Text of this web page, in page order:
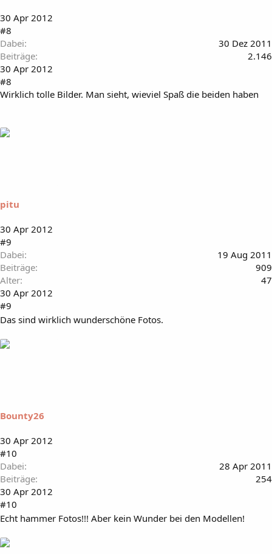
30 Apr 2012
#8
Dabei
30 Dez 2011
Beiträge
2.146
30 Apr 2012
#8
Wirklich tolle Bilder. Man sieht, wieviel Spaß die beiden haben
pitu
30 Apr 2012
#9
Dabei
19 Aug 2011
Beiträge
909
Alter
47
30 Apr 2012
#9
Das sind wirklich wunderschöne Fotos.
Bounty26
30 Apr 2012
#10
Dabei
28 Apr 2011
Beiträge
254
30 Apr 2012
#10
Echt hammer Fotos!!! Aber kein Wunder bei den Modellen!